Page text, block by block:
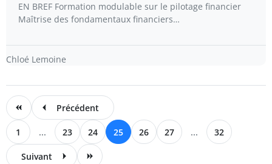
EN BREF Formation modulable sur le pilotage financier
Maîtrise des fondamentaux financiers…
Chloé Lemoine
Précédent
1 ... 23 24 25 26 27 ... 32
Suivant